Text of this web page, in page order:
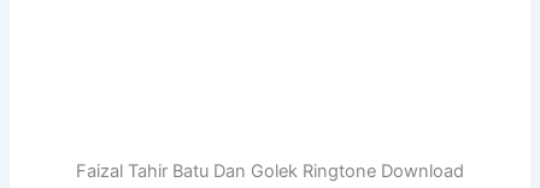
Faizal Tahir Batu Dan Golek Ringtone Download